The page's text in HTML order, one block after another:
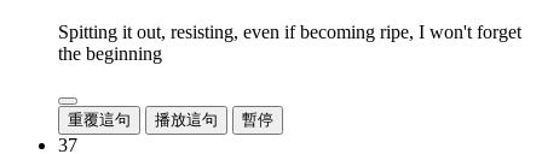
Spitting it out, resisting, even if becoming ripe, I won't forget
the beginning
重覆這句 播放這句 暫停
37